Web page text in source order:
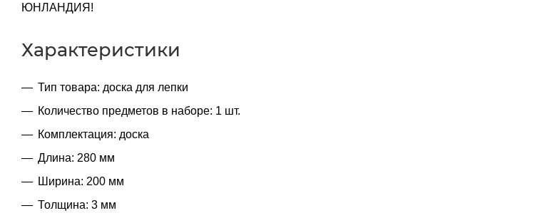
ЮНЛАНДИЯ!
Характеристики
Тип товара: доска для лепки
Количество предметов в наборе: 1 шт.
Комплектация: доска
Длина: 280 мм
Ширина: 200 мм
Толщина: 3 мм